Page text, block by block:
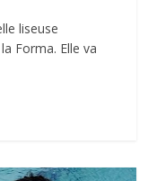
liseuse
Forma. Elle va